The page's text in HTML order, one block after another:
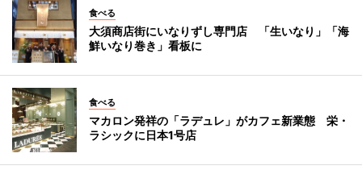
食べる
大須商店街にいなりずし専門店 「生いなり」「海
鮮いなり巻き」看板に
食べる
マカロン発祥の「ラデュレ」がカフェ新業態 栄・
ラシックに日本1号店